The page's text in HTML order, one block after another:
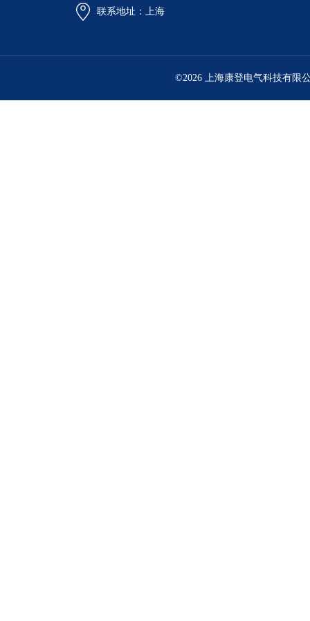
联系地址：上海
©2026 上海康登电气科技有限